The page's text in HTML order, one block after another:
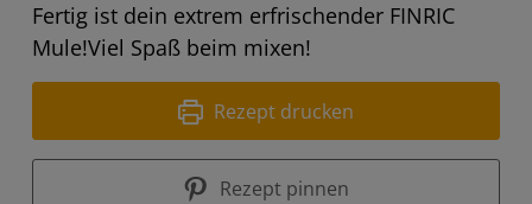
Fertig ist dein extrem erfrischender FINRIC
Mule!Viel Spaß beim mixen!
Rezept drucken
Rezept pinnen